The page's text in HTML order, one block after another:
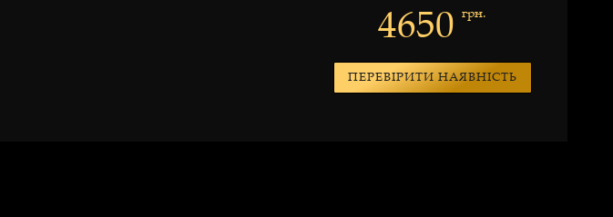
4650грн.
ПЕРЕВІРИТИ НАЯВНІСТЬ